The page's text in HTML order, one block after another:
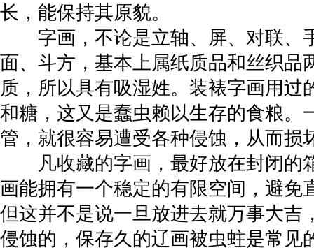
长，能保持其原貌。
字画，不论是立轴、屏、对联、
面、斗方，基本上属纸质品和丝织品
质，所以具有吸湿姓。装裱字画用过
和糖，这又是蠢虫赖以生存的食粮。
管，就很容易遭受各种侵蚀，从而损
凡收藏的字画，最好放在封闭的
画能拥有一个稳定的有限空间，避免
但这并不是说一旦放进去就万事大吉
侵蚀的，保存久的辽画被虫蛀是常见